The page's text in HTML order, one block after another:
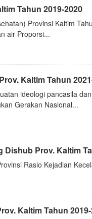
Tahun 2019-2020
Provinsi Kaltim
air Proporsi...
Kaltim Tahun
ideologi pancasila
Gerakan Nasional...
Prov. Kaltim
Rasio Kejadian
Kaltim Tahun